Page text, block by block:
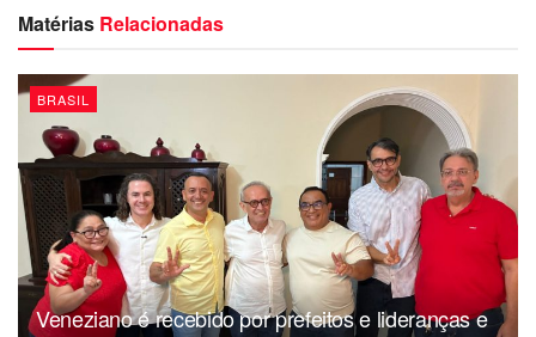
da Lava Jato em troca de benefícios penais para seus
Matérias Relacionadas
BRASIL
Veneziano é recebido por prefeitos e lideranças e